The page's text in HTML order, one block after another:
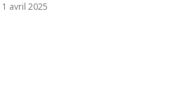
avril 2025